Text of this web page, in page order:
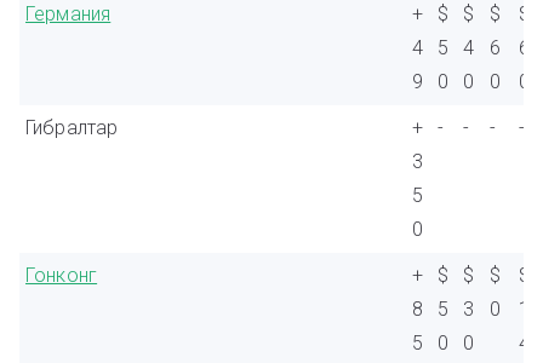
Германия
+
4
9
$
5
0
$
4
0
$
6
0
$
6
0
Гибралтар
+
3
5
0
- - - -
Гонконг
+
8
5
$
5
0
$
3
0
$
0
$
1
4